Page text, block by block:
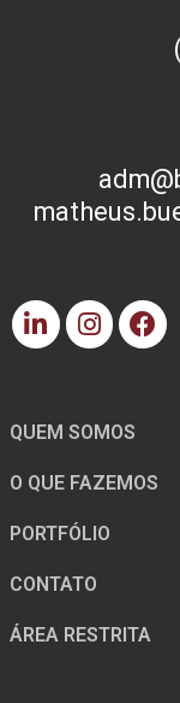
QUEM SOMOS
O QUE FAZEMOS
PORTFÓLIO
CONTATO
ÁREA RESTRITA